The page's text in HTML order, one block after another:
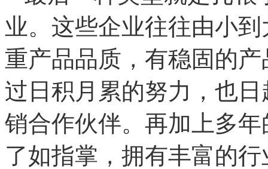
业。这些企业往往由小
重产品品质，有稳固的
过日积月累的努力，也
销合作伙伴。再加上多
了如指掌，拥有丰富的